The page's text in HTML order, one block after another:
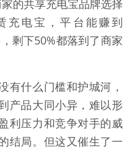
的共享充电宝品牌选择
充电宝，平台能赚到
剩下50%都落到了商家
有什么门槛和护城河，
产品大同小异，难以形
利压力和竞争对手的威
结局。但这又催生了一